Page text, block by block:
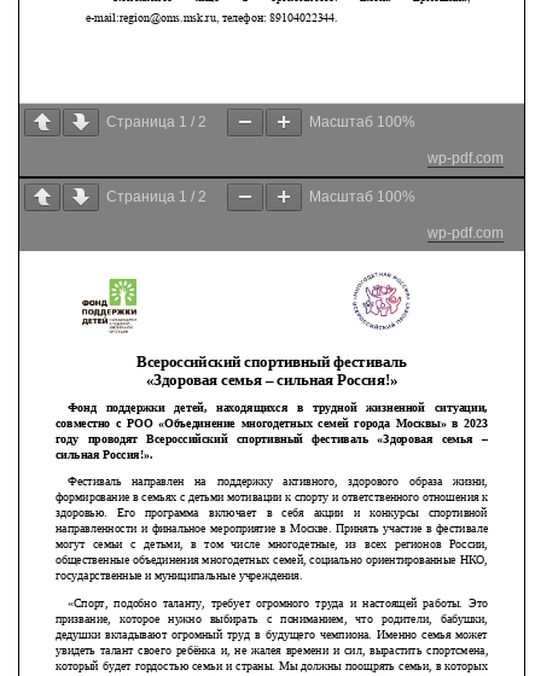
Страница 1 / 2 Масштаб 100%
wp-pdf.com
Страница 1 / 2 Масштаб 100%
wp-pdf.com